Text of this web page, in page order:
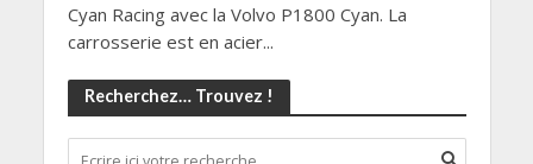
Cyan Racing avec la Volvo P1800 Cyan. La
carrosserie est en acier...
Recherchez… Trouvez !